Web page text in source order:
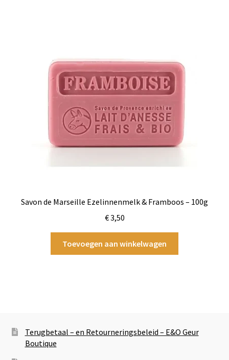
Savon de Marseille Ezelinnenmelk & Framboos – 100g
€3,50
Toevoegen aan winkelwagen
Terugbetaal – en Retourneringsbeleid – E&O Geur
Boutique